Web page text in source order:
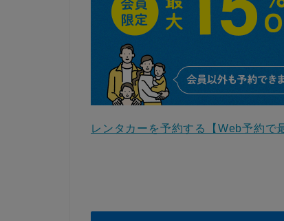
レンタカーを予約する【Web予約で